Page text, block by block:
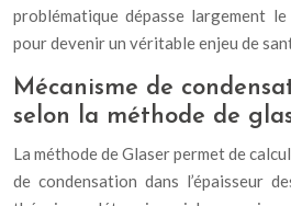
problématique dépasse largement
pour devenir un véritable enjeu de
Mécanisme de
selon la méthode de
La méthode de Glaser permet de
de condensation dans l’épaisseur